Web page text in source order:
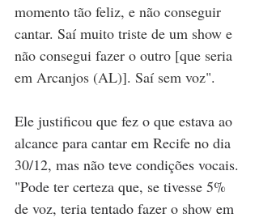
momento tão feliz, e não conseguir
cantar. Saí muito triste de um show e
não consegui fazer o outro [que seria
em Arcanjos (AL)]. Saí sem voz".
Ele justificou que fez o que estava ao
alcance para cantar em Recife no dia
30/12, mas não teve condições vocais.
"Pode ter certeza que, se tivesse 5%
de voz, teria tentado fazer o show em